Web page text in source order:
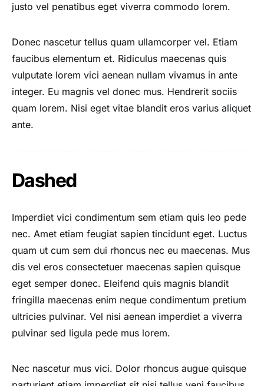
justo vel penatibus eget viverra commodo lorem.
Donec nascetur tellus quam ullamcorper vel. Etiam
faucibus elementum et. Ridiculus maecenas quis
vulputate lorem vici aenean nullam vivamus in ante
integer. Eu magnis vel donec mus. Hendrerit sociis
quam lorem. Nisi eget vitae blandit eros varius aliquet
ante.
Dashed
Imperdiet vici condimentum sem etiam quis leo pede
nec. Amet etiam feugiat sapien tincidunt eget. Luctus
quam ut cum sem dui rhoncus nec eu maecenas. Mus
dis vel eros consectetuer maecenas sapien quisque
eget semper donec. Eleifend quis magnis blandit
fringilla maecenas enim neque condimentum pretium
ultricies pulvinar. Vel nisi aenean imperdiet a viverra
pulvinar sed ligula pede mus lorem.
Nec nascetur mus vici. Dolor rhoncus augue quisque